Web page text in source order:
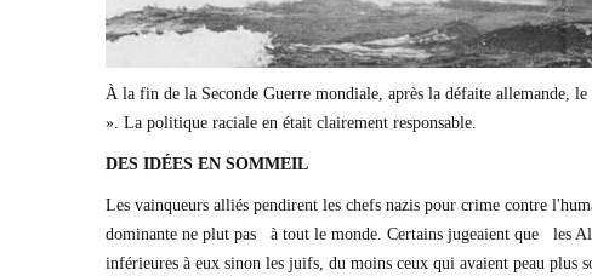
À la fin de la Seconde Guerre mondiale, après la défaite allemande,
». La politique raciale en était clairement responsable.
DES IDÉES EN SOMMEIL
Les vainqueurs alliés pendirent les chefs nazis pour crime contre
dominante ne plut pas à tout le monde. Certains jugeaient que les
inférieures à eux sinon les juifs, du moins ceux qui avaient peau plus